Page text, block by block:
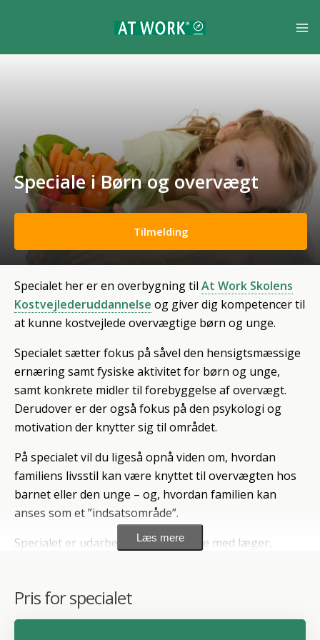
Speciale i Børn og overvægt
Tilmelding
Specialet her er en overbygning til At Work Skolens
Kostvejlederuddannelse og giver dig kompetencer til
at kunne kostvejlede overvægtige børn og unge.
Specialet sætter fokus på såvel den hensigtsmæssige
ernæring samt fysiske aktivitet for børn og unge,
samt konkrete midler til forebyggelse af overvægt.
Derudover er der også fokus på den psykologi og
motivation der knytter sig til området.
På specialet vil du ligeså opnå viden om, hvordan
familiens livsstil kan være knyttet til overvægten hos
barnet eller den unge – og, hvordan familien kan
anses som et ”indsatsområde”.
Specialet er udarbejdet i samarbejde med læger,
Bliv Konsulent i Proces Ernæring ®
Læs mere
Pris for specialet